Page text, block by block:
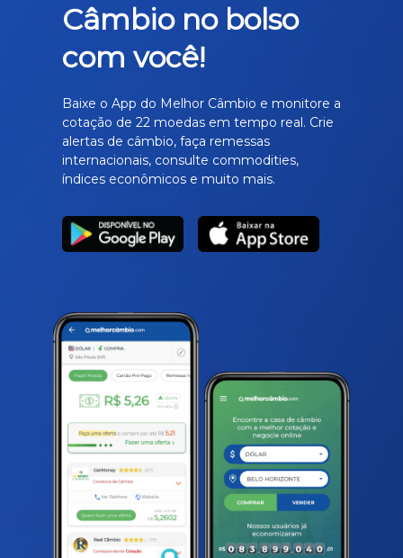
Câmbio no bolso
com você!
Baixe o App do Melhor Câmbio e monitore a
cotação de 22 moedas em tempo real. Crie
alertas de câmbio, faça remessas
internacionais, consulte commodities,
índices econômicos e muito mais.